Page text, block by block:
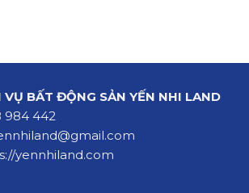
VỤ BẤT ĐỘNG SẢN YẾN NHI LAND
984 442
yennhiland.com